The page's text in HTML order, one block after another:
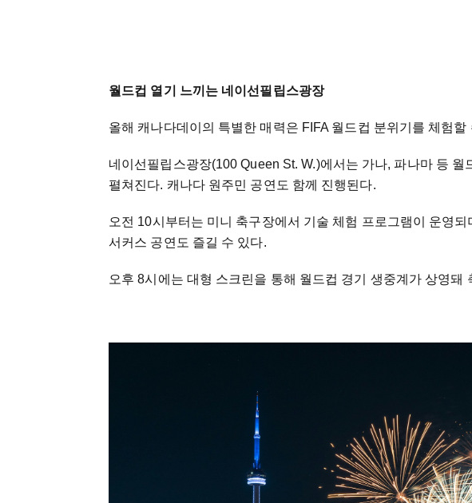
월드컵 열기 느끼는 네이선필립스광장
올해 캐나다데이의 특별한 매력은 FIFA 월드컵 분위기를 체험할
네이선필립스광장(100 Queen St. W.)에서는 가나, 파나마 등 월
펼쳐진다. 캐나다 원주민 공연도 함께 진행된다.
오전 10시부터는 미니 축구장에서 기술 체험 프로그램이 운영
서커스 공연도 즐길 수 있다.
오후 8시에는 대형 스크린을 통해 월드컵 경기 생중계가 상영돼